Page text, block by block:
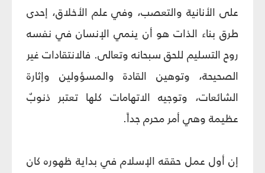
على الأنانية والتعصب، وفي علم الأخلاق، إحدى
طرق بناء الذات هو أن ينمي الإنسان في نفسه
روح التسليم للحق سبحانه وتعالى. فالانتقادات غير
الصحيحة، وتوهين القادة والمسؤولين وإثارة
الشائعات، وتوجيه الاتهامات كلها تعتبر ذنوبٌ
عظيمة وهي أمر محرم جداً.
إن أول عمل حققه الإسلام في بداية ظهوره كان